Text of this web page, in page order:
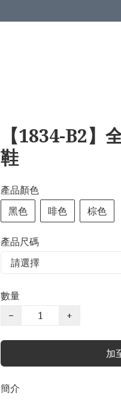
【1834-B2】
鞋
產品顏色
黑色
啡色 棕色
產品尺碼
數量
−
+
加
簡介